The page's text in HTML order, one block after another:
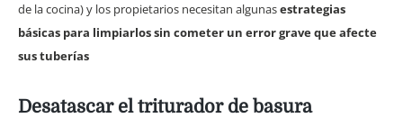
de la cocina) y los propietarios necesitan algunasestrategias
básicas para limpiarlos sin cometer un error grave que afecte
sus tuberías
Desatascar el triturador de basura